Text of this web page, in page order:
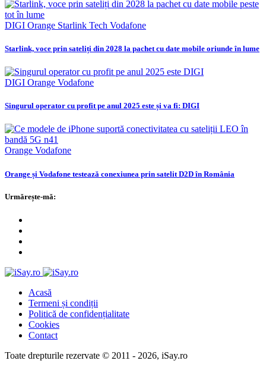
DIGI Orange Starlink Tech Vodafone
Starlink, voce prin sateliți din 2028 la pachet cu date mobile oriunde în lume
DIGI Orange Vodafone
Singurul operator cu profit pe anul 2025 este și va fi: DIGI
Orange Vodafone
Orange și Vodafone testează conexiunea prin satelit D2D în România
Urmărește-mă:
Acasă
Termeni și condiții
Politică de confidențialitate
Cookies
Contact
Toate drepturile rezervate © 2011 - 2026, iSay.ro